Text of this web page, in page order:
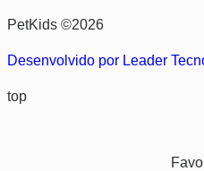
PetKids ©2026
Desenvolvido por Leader
top